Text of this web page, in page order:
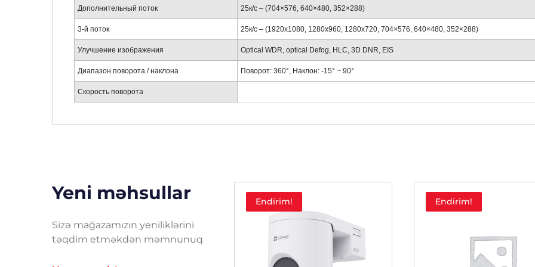
Дополнительный поток 25к/с – (704×576, 640×480, 352×288)
3-й поток 25к/с – (1920х1080, 1280х960, 1280х720, 704×576, 640×480, 352×288)
Улучшение изображения Optical WDR, optical Defog, HLC, 3D DNR, EIS
Диапазон поворота / наклона Поворот: 360°, Наклон: -15° ~ 90°
Скорость поворота
Yeni məhsullar
Sizə mağazamızın yeniliklərini
təqdim etməkdən məmnunuq
Endirim! Endirim! Endirim!